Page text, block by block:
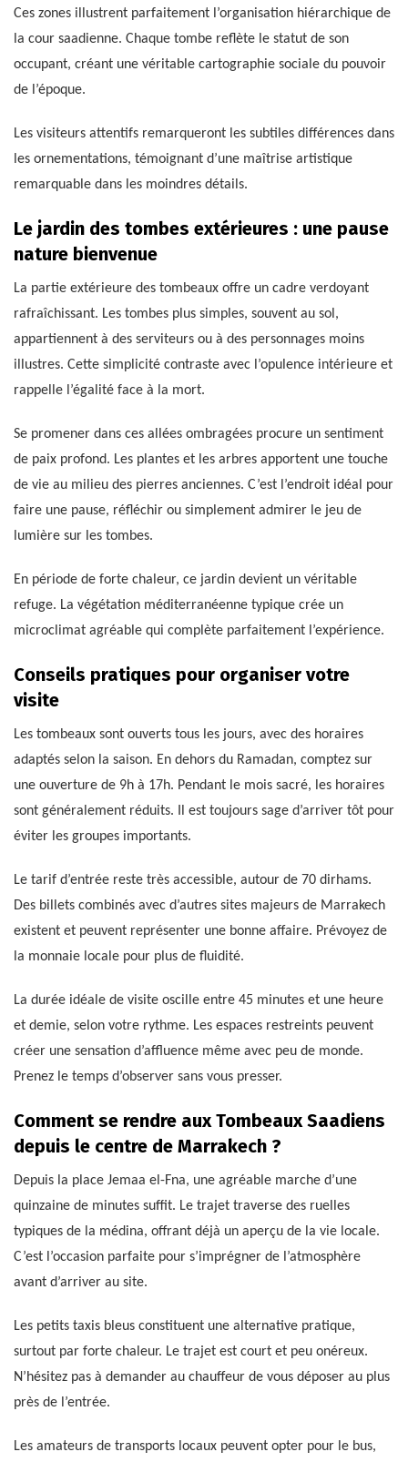
Ces zones illustrent parfaitement l’organisation hiérarchique de
la cour saadienne. Chaque tombe reflète le statut de son
occupant, créant une véritable cartographie sociale du pouvoir
de l’époque.
Les visiteurs attentifs remarqueront les subtiles différences dans
les ornementations, témoignant d’une maîtrise artistique
remarquable dans les moindres détails.
Le jardin des tombes extérieures : une pause
nature bienvenue
La partie extérieure des tombeaux offre un cadre verdoyant
rafraîchissant. Les tombes plus simples, souvent au sol,
appartiennent à des serviteurs ou à des personnages moins
illustres. Cette simplicité contraste avec l’opulence intérieure et
rappelle l’égalité face à la mort.
Se promener dans ces allées ombragées procure un sentiment
de paix profond. Les plantes et les arbres apportent une touche
de vie au milieu des pierres anciennes. C’est l’endroit idéal pour
faire une pause, réfléchir ou simplement admirer le jeu de
lumière sur les tombes.
En période de forte chaleur, ce jardin devient un véritable
refuge. La végétation méditerranéenne typique crée un
microclimat agréable qui complète parfaitement l’expérience.
Conseils pratiques pour organiser votre
visite
Les tombeaux sont ouverts tous les jours, avec des horaires
adaptés selon la saison. En dehors du Ramadan, comptez sur
une ouverture de 9h à 17h. Pendant le mois sacré, les horaires
sont généralement réduits. Il est toujours sage d’arriver tôt pour
éviter les groupes importants.
Le tarif d’entrée reste très accessible, autour de 70 dirhams.
Des billets combinés avec d’autres sites majeurs de Marrakech
existent et peuvent représenter une bonne affaire. Prévoyez de
la monnaie locale pour plus de fluidité.
La durée idéale de visite oscille entre 45 minutes et une heure
et demie, selon votre rythme. Les espaces restreints peuvent
créer une sensation d’affluence même avec peu de monde.
Prenez le temps d’observer sans vous presser.
Comment se rendre aux Tombeaux Saadiens
depuis le centre de Marrakech ?
Depuis la place Jemaa el-Fna, une agréable marche d’une
quinzaine de minutes suffit. Le trajet traverse des ruelles
typiques de la médina, offrant déjà un aperçu de la vie locale.
C’est l’occasion parfaite pour s’imprégner de l’atmosphère
avant d’arriver au site.
Les petits taxis bleus constituent une alternative pratique,
surtout par forte chaleur. Le trajet est court et peu onéreux.
N’hésitez pas à demander au chauffeur de vous déposer au plus
près de l’entrée.
Les amateurs de transports locaux peuvent opter pour le bus,